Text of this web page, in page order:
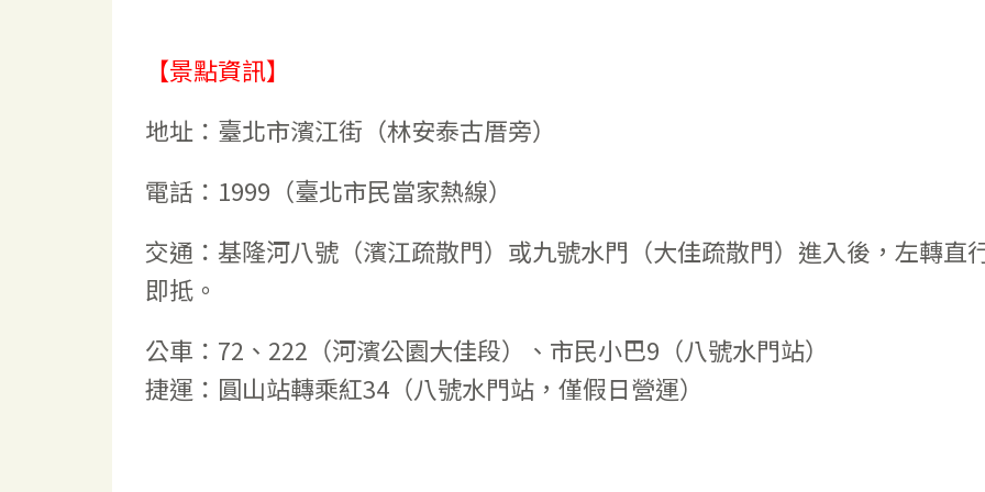
【景點資訊】
地址：臺北市濱江街（林安泰古厝旁）
電話：1999（臺北市民當家熱線）
交通：基隆河八號（濱江疏散門）或九號水門（大佳疏散門）進入後，左轉直
即抵。
公車：72、222（河濱公園大佳段）、市民小巴9（八號水門站）
捷運：圓山站轉乘紅34（八號水門站，僅假日營運）